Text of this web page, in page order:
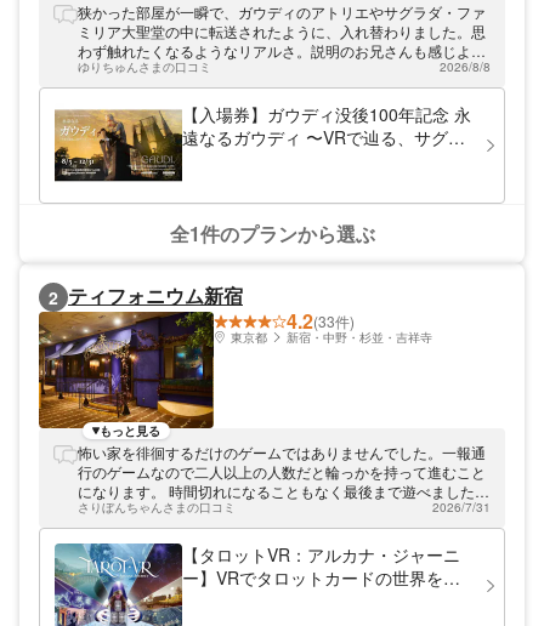
狭かった部屋が一瞬で、ガウディのアトリエやサグラダ・ファ
ミリア大聖堂の中に転送されたように、入れ替わりました。思
わず触れたくなるようなリアルさ。説明のお兄さんも感じよく
て、をはるかに超えて楽しめました。
ゆりちゅんさまの口コミ 2026/8/8
【入場券】ガウディ没後100年記念 永
遠なるガウディ 〜VRで辿る、サグラ
全1件のプランから選ぶ
2 ティフォニウム新宿
4.2(33件)
東京都 新宿・中野・杉並・吉祥寺
もっと見る
怖い家を徘徊するだけのゲームではありませんでした。一報通
行のゲームなので二人以上の人数だと輪っかを持って進むこと
になります。 時間切れになることもなく最後まで遊べました！
時間制限はわかりにくいけれど視覚的にきちんと残り時間がち
ゃんと見えるので配分も計算できると思います。子供だけだと
難しいかもしれません。 普通のお化け屋敷よりも自分は怖かっ
たです！
さりぼんちゃんさまの口コミ 2026/7/31
【タロットVR：アルカナ・ジャーニ
ー】VRでタロットカードの世界を旅